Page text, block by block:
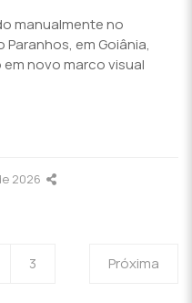
manualmente no
em Goiânia,
novo marco visual
2026
3 Próxima